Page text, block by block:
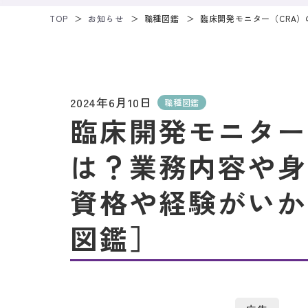
TOP お知らせ 職種図鑑 臨床開発モニター（CRA
2024年6月10日 職種図鑑
臨床開発モニタ
は？業務内容や
資格や経験がい
図鑑］